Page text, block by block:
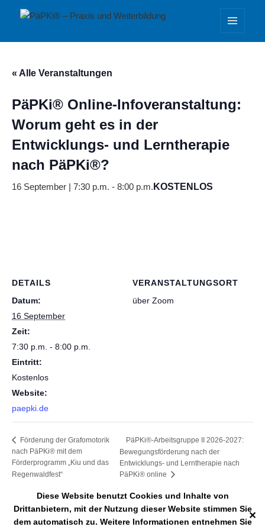
Diese Website benutzt Cookies und Inhalte von
Drittanbietern, mit der Nutzung dieser Website stimmen Sie
dem automatisch zu. Weitere Informationen entnehmen Sie
✕
PäPKi® – Praxis und Weiterbildung
« Alle Veranstaltungen
PäPKi® Online-Infoveranstaltung:
Worum geht es in der
Entwicklungs- und Lerntherapie
nach PäPKi®?
16 September | 7:30 p.m. - 8:00 p.m. KOSTENLOS
DETAILS
Datum:
16 September
Zeit:
7:30 p.m. - 8:00 p.m.
Eintritt:
Kostenlos
Website:
paepki.de
VERANSTALTUNGSORT
über Zoom
Förderung der Grafomotorik
nach PäPKi® mit dem
Förderprogramm „Kiu und das
Regenwaldfest“
PäPKi®-Arbeitsgruppe II 2026-2027:
Bewegungsförderung nach der
Entwicklungs- und Lerntherapie nach
PäPKi® online